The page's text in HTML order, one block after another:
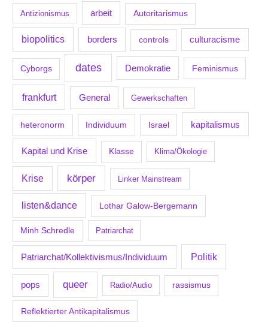
Antizionismus arbeit Autoritarismus
biopolitics borders controls culturacisme
Cyborgs dates Demokratie Feminismus
frankfurt General Gewerkschaften
heteronorm Individuum Israel kapitalismus
Kapital und Krise Klasse Klima/Ökologie
Krise körper Linker Mainstream
listen&dance Lothar Galow-Bergemann
Minh Schredle Patriarchat
Patriarchat/Kollektivismus/Individuum Politik
pops queer Radio/Audio rassismus
Reflektierter Antikapitalismus